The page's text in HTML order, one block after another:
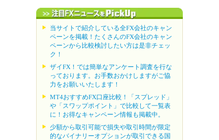
当サイトで紹介している全FX会社のキャン
ペーンを掲載！たくさんのFX会社のキャン
ペーンから比較検討したい方は是非チェッ
ク！
ザイFX！では簡単なアンケート調査を行な
っております。お手数おかけしますがご協
力をお願いいたします！
MT4おすすめFX口座比較！「スプレッド」
や「スワップポイント」で比較して一覧表
に！お得なキャンペーン情報も掲載中。
少額から取引可能で損失や取引時間が限定
的なバイナリーオプションが取引できる国